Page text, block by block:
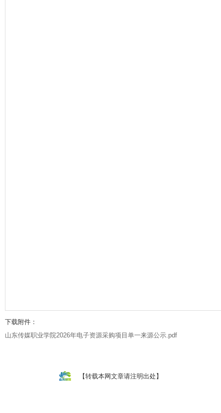
下载附件：
山东传媒职业学院2026年电子资源采购项目单一来源公示.pdf
【转载本网文章请注明出处】